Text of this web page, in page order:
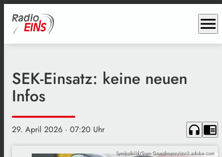
menu
SEK-Einsatz: keine neuen
Infos
29. April 2026 · 07:20 Uhr headphones chrome_reader_mode
Symbolbild/Sven Grundmann/stock.adobe.com